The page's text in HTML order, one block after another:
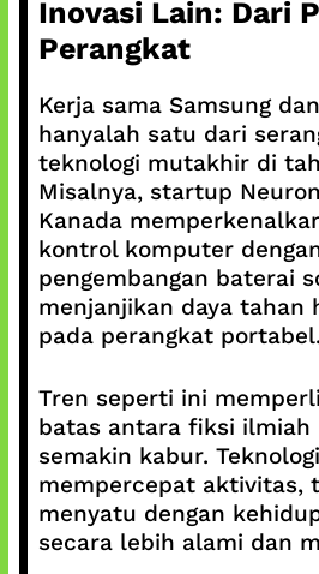
Inovasi Lain: Dari
Perangkat
Kerja sama Samsung
hanyalah satu dari
teknologi mutakhir di
Misalnya, startup
Kanada
kontrol komputer
pengembangan baterai
menjanjikan daya tahan
pada perangkat portabel.
Tren seperti ini
batas antara fiksi ilmiah
semakin kabur.
mempercepat aktivitas,
menyatu dengan
secara lebih alami dan